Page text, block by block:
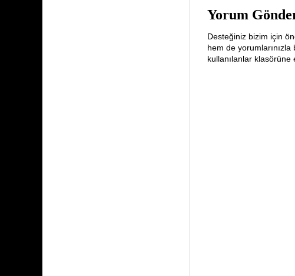
Yorum
Desteğiniz bizim için
hem de
kullanılanlar klasörüne